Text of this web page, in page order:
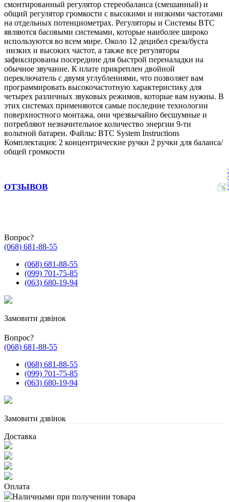
смонтированный регулятор стереобаланса (смешанный) и
общий регулятор громкости с высокими и низкими частотами
на отдельных потенциометрах. Регуляторы и Системы BTC
являются басовыми системами, которые наиболее широко
используются во всем мире. Около 12 децибел среза/буста
низких и высоких частот, а также все регуляторы
зафиксированы посередине для быстрой переналадки на
обычное звучание. К плате прикреплен двойной
переключатель с двумя углублениями, что позволяет вам
программировать высокочастотную характеристику для
четырех различных звуковых режимов, которые вам нужны. В
этих системах применяются самые последние технологии
поверхностного монтажа, они чрезвычайно бесшумные и
потребляют незначительное количество энергии 9-ти
вольтной батареи. Файлы: BTC System Instructions
Комплектация: 2 концентрические ручки 2 ручки для баланса/
общей громкости
ОТЗЫВОВ
Вопрос?
(068) 681-88-55
(068) 681-88-55
(099) 701-75-85
(063) 680-19-94
Замовити дзвінок
Вопрос?
(068) 681-88-55
(068) 681-88-55
(099) 701-75-85
(063) 680-19-94
Замовити дзвінок
Доставка
Оплата
Наличными при получении товара